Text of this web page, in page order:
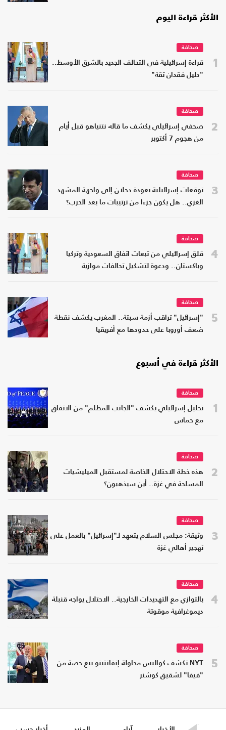
الأكثر قراءة اليوم
1
صحافة
قراءة إسرائيلية في التحالف الجديد بالشرق الأوسط..
"دليل فقدان ثقة"
2
صحافة
صحفي إسرائيلي يكشف ما قاله نتنياهو قبل أيام
من هجوم 7 أكتوبر
3
صحافة
توقعات إسرائيلية بعودة دحلان إلى واجهة المشهد
الغزي.. هل يكون جزءا من ترتيبات ما بعد الحرب؟
4
صحافة
قلق إسرائيلي من تبعات اتفاق السعودية وتركيا
وباكستان.. ودعوة لتشكيل تحالفات موازية
5
صحافة
"إسرائيل" تراقب أزمة سبتة.. المغرب يكشف نقطة
ضعف أوروبا على حدودها مع أفريقيا
الأكثر قراءة في أسبوع
1
صحافة
تحليل إسرائيلي يكشف "الجانب المظلم" من الاتفاق
مع حماس
2
صحافة
هذه خطة الاحتلال الخاصة لمستقبل الميليشيات
المسلحة في غزة.. أين سيذهبون؟
3
صحافة
وثيقة: مجلس السلام يتعهد لـ"إسرائيل" بالعمل على
تهجير أهالي غزة
4
صحافة
بالتوازي مع التهديدات الخارجية.. الاحتلال يواجه قنبلة
ديموغرافية موقوتة
5
صحافة
NYT تكشف كواليس محاولة إنفانتينو بيع حصة من
"فيفا" لشقيق كوشنر